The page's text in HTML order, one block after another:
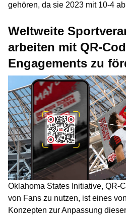
gehören, da sie 2023 mit 10-4
Weltweite
arbeiten mit QR-
Engagements zu
Oklahoma States Initiative, QR-
von Fans zu nutzen, ist eines
Konzepten zur Anpassung